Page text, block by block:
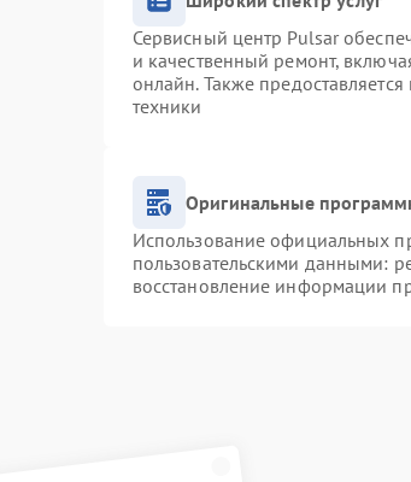
Сервисный центр Pulsar
и качественный ремонт,
онлайн. Также
техники
Оригинальные
Использование официальных
пользовательскими данными:
восстановление информации